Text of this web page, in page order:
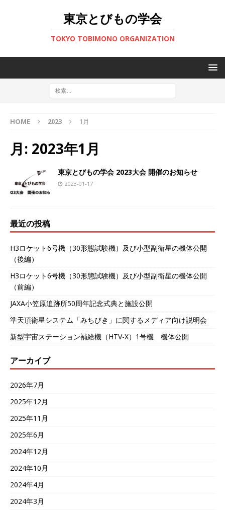
東京とびもの学会
TOKYO TOBIMONO ORGANIZATION
HOME 2023 1月
月: 2023年1月
東京とびもの学会 2023大会 開催のお知らせ
2023-01-17
最近の投稿
H3ロケット6号機（30形態試験機）及び小型副衛星の機体公開
（後編）
H3ロケット6号機（30形態試験機）及び小型副衛星の機体公開
（前編）
JAXA小笠原追跡所50周年記念式典と施設公開
準天頂衛星システム「みちびき」に関するメディア向け説明会
新型宇宙ステーション補給機（HTV-X）1号機 機体公開
アーカイブ
2026年7月
2025年12月
2025年11月
2025年6月
2024年12月
2024年10月
2024年4月
2024年3月